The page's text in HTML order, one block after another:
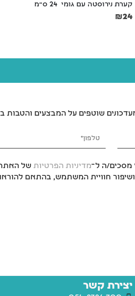
קערת נירוסטה עם גומי  24 ס"מ
₪24
מעדכונים שוטפים על המבצעים והטבות
מסכים/ה ל־מדיניות הפרטיות של
חוויית המשתמש, בהתאם
יצירת קשר